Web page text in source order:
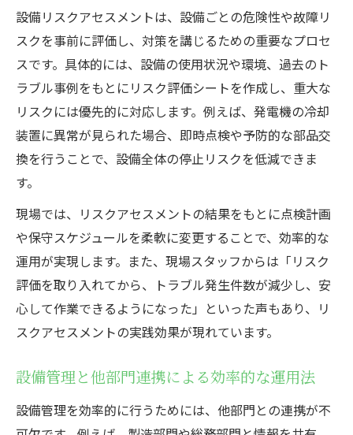
設備リスクアセスメントは、設備ごとの危険性や故障リ
スクを事前に評価し、対策を講じるための重要なプロセ
スです。具体的には、設備の使用状況や環境、過去のト
ラブル事例をもとにリスク評価シートを作成し、重大な
リスクには優先的に対応します。例えば、発電機の冷却
装置に異常が見られた場合、即時点検や予防的な部品交
換を行うことで、設備全体の停止リスクを低減できま
す。
現場では、リスクアセスメントの結果をもとに点検計画
や保守スケジュールを柔軟に変更することで、効率的な
運用が実現します。また、現場スタッフからは「リスク
評価を取り入れてから、トラブル発生件数が減少し、安
心して作業できるようになった」といった声もあり、リ
スクアセスメントの実践効果が現れています。
設備管理と他部門連携による効率的な運用法
設備管理を効率的に行うためには、他部門との連携が不